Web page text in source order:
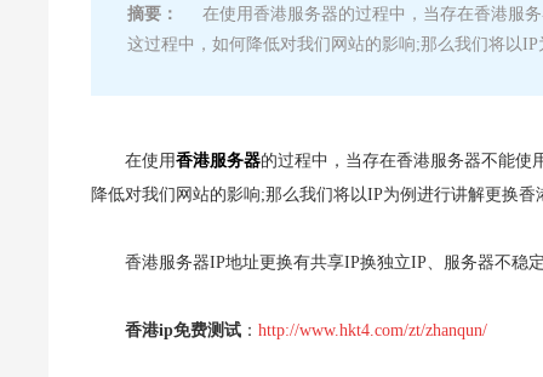
摘要：
在使用香港服务器的过程中，当存在香港服
这过程中，如何降低对我们网站的影响;那么我们将以
在使用香港服务器的过程中，当存在香港服务器不能使
降低对我们网站的影响;那么我们将以IP为例进行讲解更换
香港服务器IP地址更换有共享IP换独立IP、服务器不稳
香港ip免费测试 ： http://www.hkt4.com/zt/zhanqun/